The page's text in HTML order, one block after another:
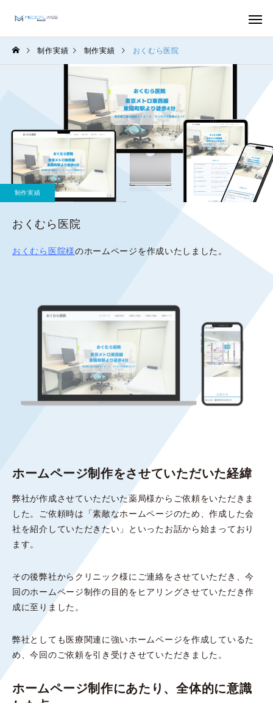
制作実績 制作実績 おくむら医院
制作実績
おくむら医院
おくむら医院様のホームページを作成いたしました。
ホームページ制作をさせていただいた経緯
弊社が作成させていただいた薬局様からご依頼をいただきま
した。ご依頼時は「素敵なホームページのため、作成した会
社を紹介していただきたい」といったお話から始まっており
ます。
その後弊社からクリニック様にご連絡をさせていただき、今
回のホームページ制作の目的をヒアリングさせていただき作
成に至りました。
弊社としても医療関連に強いホームページを作成しているた
め、今回のご依頼を引き受けさせていただきました。
ホームページ制作にあたり、全体的に意識